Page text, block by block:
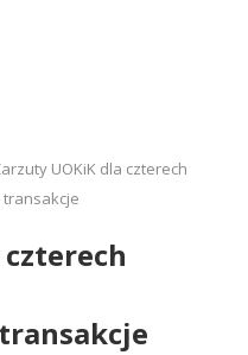
UOKiK dla czterech